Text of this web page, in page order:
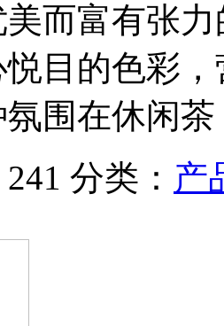
而富有张
目的色彩
氛围在休闲茶
分类： 产